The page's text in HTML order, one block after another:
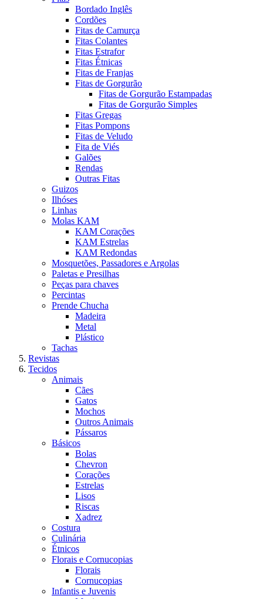
Bordado Inglês
Cordões
Fitas de Camurça
Fitas Colantes
Fitas Estrafor
Fitas Étnicas
Fitas de Franjas
Fitas de Gorgurão
Fitas de Gorgurão Estampadas
Fitas de Gorgurão Simples
Fitas Gregas
Fitas Pompons
Fitas de Veludo
Fita de Viés
Galões
Rendas
Outras Fitas
Guizos
Ilhóses
Linhas
Molas KAM
KAM Corações
KAM Estrelas
KAM Redondas
Mosquetões, Passadores e Argolas
Paletas e Presilhas
Peças para chaves
Percintas
Prende Chucha
Madeira
Metal
Plástico
Tachas
Revistas
Tecidos
Animais
Cães
Gatos
Mochos
Outros Animais
Pássaros
Básicos
Bolas
Chevron
Corações
Estrelas
Lisos
Riscas
Xadrez
Costura
Culinária
Étnicos
Florais e Cornucopias
Florais
Cornucopias
Infantis e Juvenis